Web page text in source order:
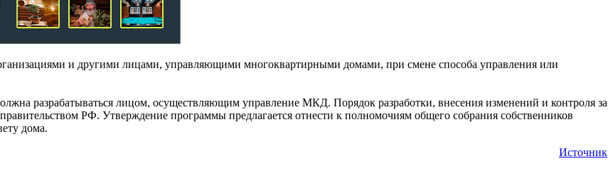
и другими лицами, управляющими многоквартирными домами, при смене способа управления или
разрабатываться лицом, осуществляющим управление МКД. Порядок разработки, внесения изменений и контроля за
РФ. Утверждение программы предлагается отнести к полномочиям общего собрания собственников
дома.
Источник